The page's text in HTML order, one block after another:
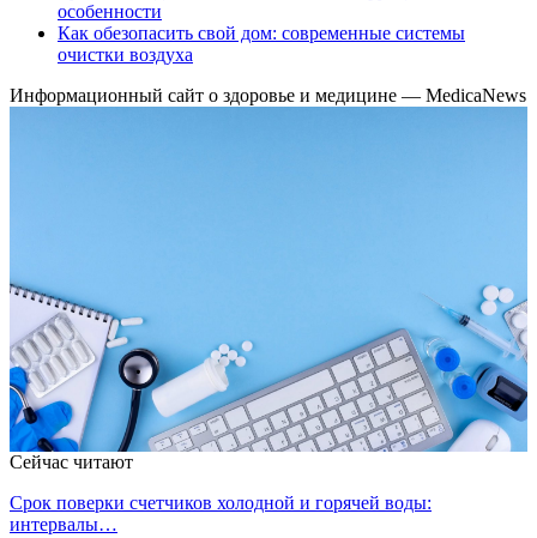
особенности
Как обезопасить свой дом: современные системы
очистки воздуха
Информационный сайт о здоровье и медицине — MedicaNews
Сейчас читают
Срок поверки счетчиков холодной и горячей воды:
интервалы…